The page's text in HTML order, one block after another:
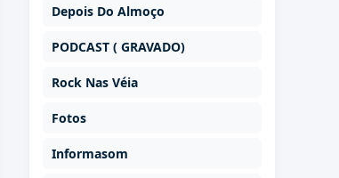
Depois Do Almoço
PODCAST ( GRAVADO)
Rock Nas Véia
Fotos
Informasom